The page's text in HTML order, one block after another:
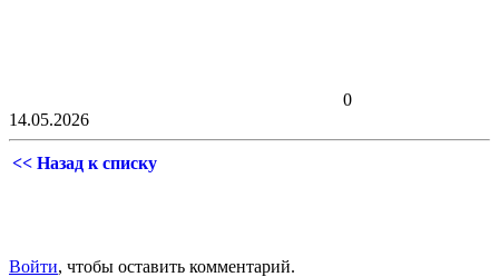
0
14.05.2026
<< Назад к списку
Войти, чтобы оставить комментарий.